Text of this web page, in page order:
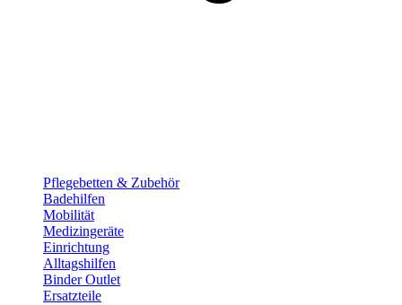
Pflege­betten & Zubehör
Badehilfen
Mobilität
Medizingeräte
Einrichtung
Alltags­hilfen
Binder Outlet
Ersatzteile